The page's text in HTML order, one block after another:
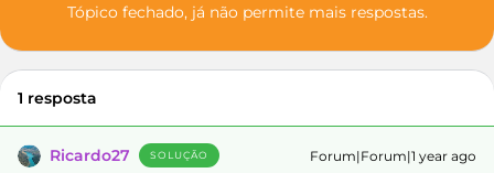
Tópico fechado, já não permite mais respostas.
1 resposta
Ricardo27 SOLUÇÃO Forum|Forum|1 year ago